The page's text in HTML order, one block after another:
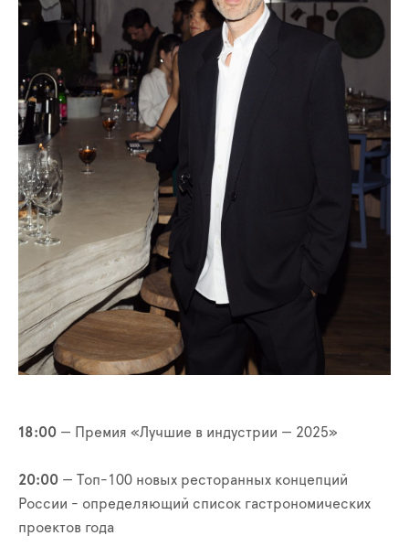
18:00 — Премия «Лучшие в индустрии — 2025»
20:00 — Топ-100 новых ресторанных концепций
России - определяющий список гастрономических
проектов года